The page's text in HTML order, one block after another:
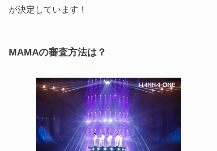
が決定しています！
MAMAの審査方法は？